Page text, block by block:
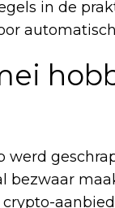
in de
automatisch
bezwaar